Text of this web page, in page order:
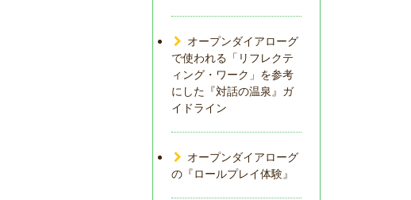
オープンダイアローグ
で使われる「リフレクテ
ィング・ワーク」を参考
にした『対話の温泉』ガ
イドライン
オープンダイアローグ
の『ロールプレイ体験』